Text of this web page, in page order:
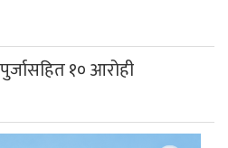
१० आरोही